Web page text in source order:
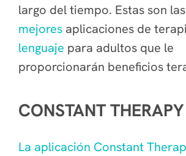
largo del tiempo. Estas son las
mejores aplicaciones de
lenguaje para adultos que le
proporcionarán beneficios
CONSTANT THERAPY
La aplicación Constant